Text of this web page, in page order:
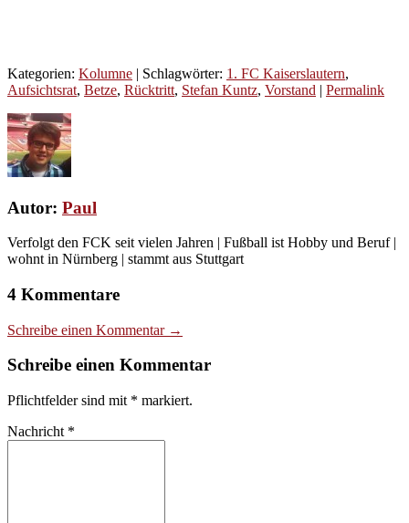
Kategorien: Kolumne | Schlagwörter: 1. FC Kaiserslautern,
Aufsichtsrat, Betze, Rücktritt, Stefan Kuntz, Vorstand | Permalink
Autor: Paul
Verfolgt den FCK seit vielen Jahren | Fußball ist Hobby und Beruf |
wohnt in Nürnberg | stammt aus Stuttgart
4 Kommentare
Schreibe einen Kommentar →
Schreibe einen Kommentar
Pflichtfelder sind mit * markiert.
Nachricht *